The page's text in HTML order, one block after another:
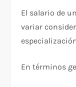
El salario de
variar
En términos